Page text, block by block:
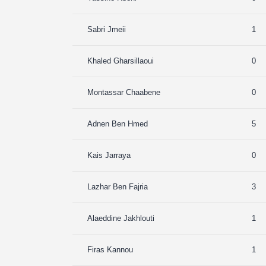
Sabri Jmeii 1
Khaled Gharsillaoui 0
Montassar Chaabene 0
Adnen Ben Hmed 5
Kais Jarraya 0
Lazhar Ben Fajria 3
Alaeddine Jakhlouti 1
Firas Kannou 1